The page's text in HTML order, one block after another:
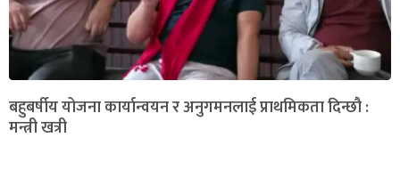
बहुबर्षीय योजना कार्यान्वयन र अनुगमनलाई प्राथमिकता दिन्छौ :
मन्त्री खत्री